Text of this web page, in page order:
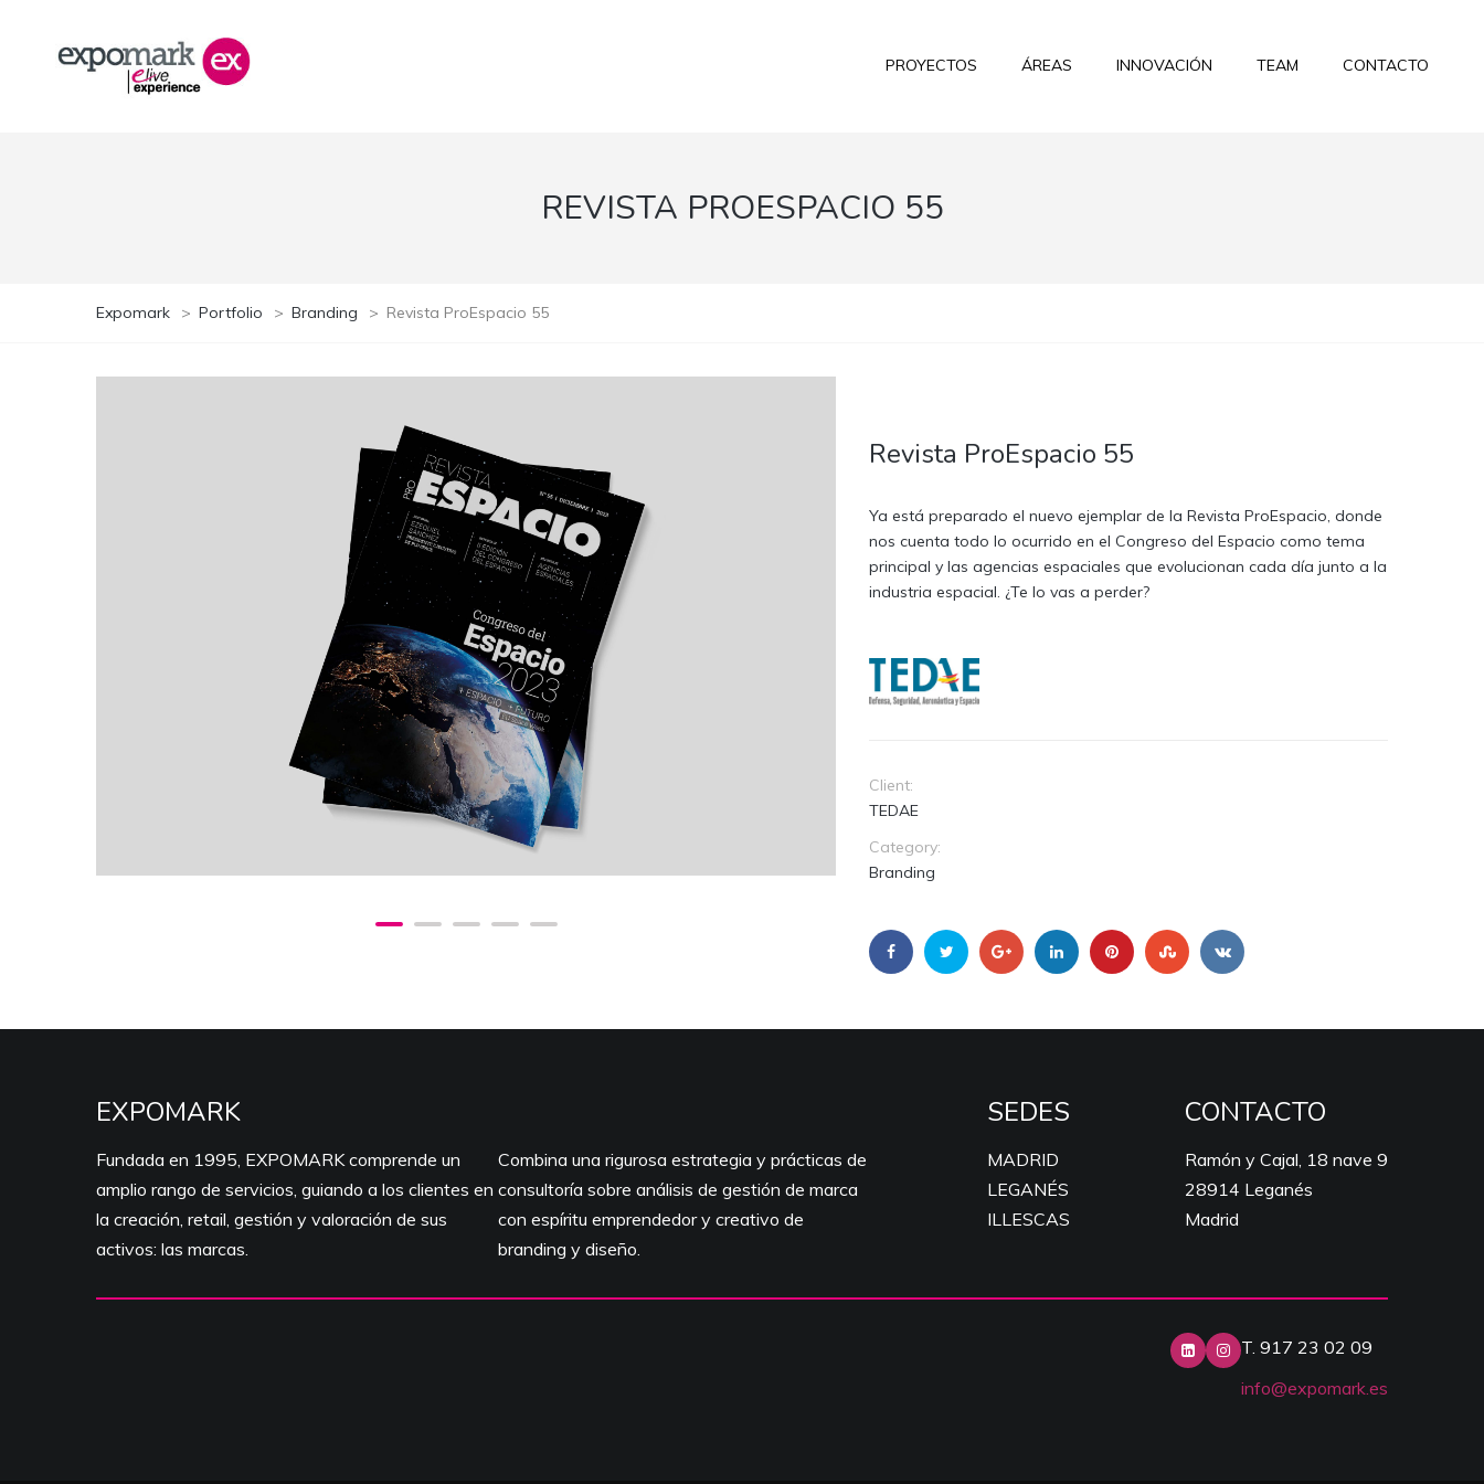
PROYECTOS ÁREAS INNOVACIÓN TEAM CONTACTO
REVISTA PROESPACIO 55
Expomark > Portfolio > Branding > Revista ProEspacio 55
Revista ProEspacio 55
Ya está preparado el nuevo ejemplar de la Revista ProEspacio, donde
nos cuenta todo lo ocurrido en el Congreso del Espacio como tema
principal y las agencias espaciales que evolucionan cada día junto a la
industria espacial. ¿Te lo vas a perder?
Client:
TEDAE
Category:
Branding
EXPOMARK
Fundada en 1995, EXPOMARK comprende un
amplio rango de servicios, guiando a los clientes en
la creación, retail, gestión y valoración de sus
activos: las marcas.
Combina una rigurosa estrategia y prácticas de
consultoría sobre análisis de gestión de marca
con espíritu emprendedor y creativo de
branding y diseño.
SEDES
MADRID
LEGANÉS
ILLESCAS
CONTACTO
Ramón y Cajal, 18 nave 9
28914 Leganés
Madrid
T. 917 23 02 09
info@expomark.es